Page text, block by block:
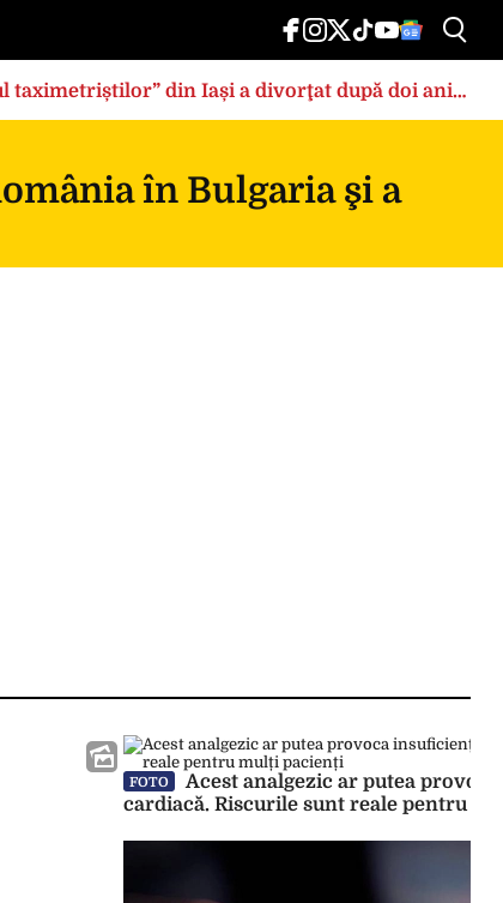
taximetriștilor” din Iași a divorţat după doi ani
în Bulgaria şi a
FOTO
Acest analgezic ar putea
cardiacă. Riscurile sunt reale pentru